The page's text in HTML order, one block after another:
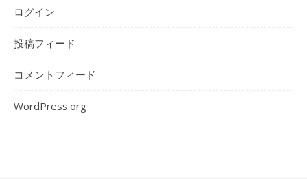
ログイン
投稿フィード
コメントフィード
WordPress.org